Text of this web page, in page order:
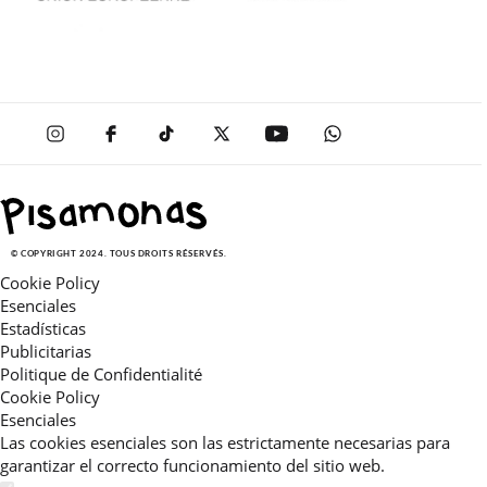
© COPYRIGHT 2024. TOUS DROITS RÉSERVÉS.
Cookie Policy
Esenciales
Estadísticas
Publicitarias
Politique de Confidentialité
Cookie Policy
Esenciales
Las cookies esenciales son las estrictamente necesarias para
garantizar el correcto funcionamiento del sitio web.